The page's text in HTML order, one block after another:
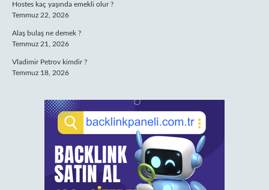
Hostes kaç yaşında emekli olur ?
Temmuz 22, 2026
Alaş bulaş ne demek ?
Temmuz 21, 2026
Vladimir Petrov kimdir ?
Temmuz 18, 2026